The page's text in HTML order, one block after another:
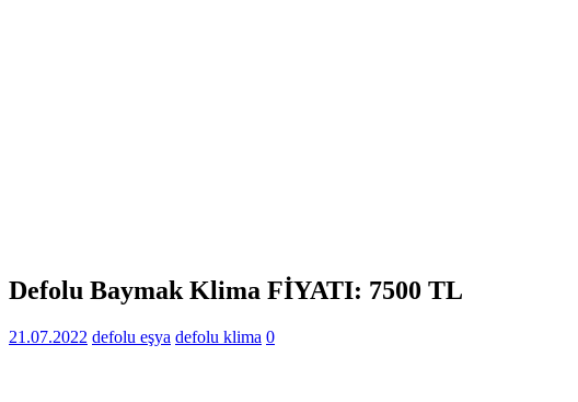
Defolu Baymak Klima FİYATI: 7500 TL
21.07.2022 defolu eşya defolu klima 0